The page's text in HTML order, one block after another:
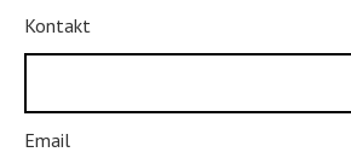
Kontakt
Email